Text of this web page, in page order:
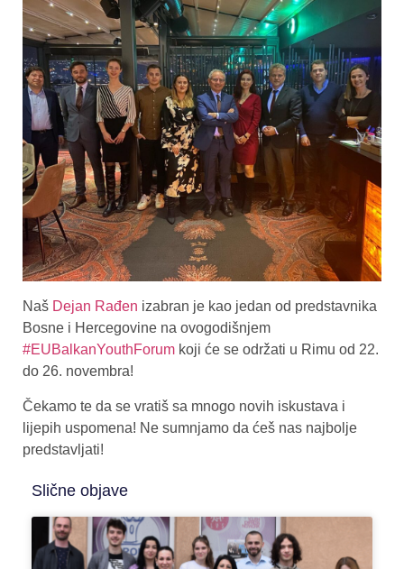
Naš Dejan Rađen izabran je kao jedan od predstavnika
Bosne i Hercegovine na ovogodišnjem
#EUBalkanYouthForum koji će se održati u Rimu od 22.
do 26. novembra!
Čekamo te da se vratiš sa mnogo novih iskustava i
lijepih uspomena! Ne sumnjamo da ćeš nas najbolje
predstavljati!
Slične objave